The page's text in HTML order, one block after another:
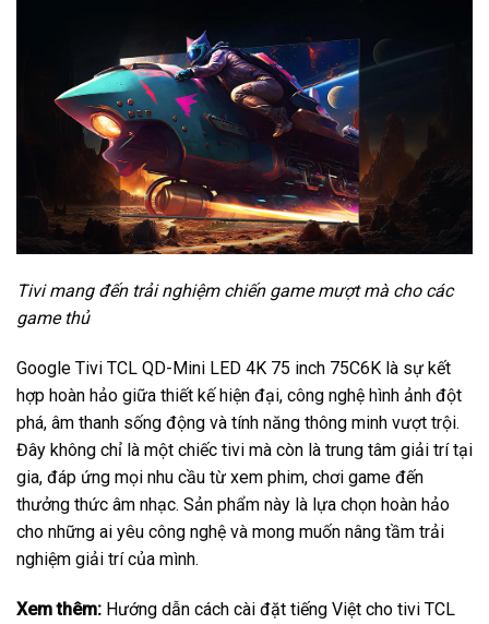
Tivi mang đến trải nghiệm chiến game mượt mà cho các
game thủ
Google Tivi TCL QD-Mini LED 4K 75 inch 75C6K là sự kết
hợp hoàn hảo giữa thiết kế hiện đại, công nghệ hình ảnh đột
phá, âm thanh sống động và tính năng thông minh vượt trội.
Đây không chỉ là một chiếc tivi mà còn là trung tâm giải trí tại
gia, đáp ứng mọi nhu cầu từ xem phim, chơi game đến
thưởng thức âm nhạc. Sản phẩm này là lựa chọn hoàn hảo
cho những ai yêu công nghệ và mong muốn nâng tầm trải
nghiệm giải trí của mình.
Xem thêm: Hướng dẫn cách cài đặt tiếng Việt cho tivi TCL